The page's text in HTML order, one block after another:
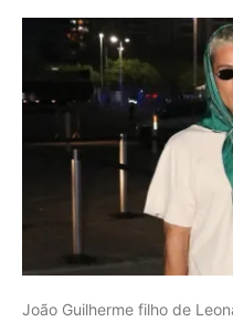
João Guilherme filho de